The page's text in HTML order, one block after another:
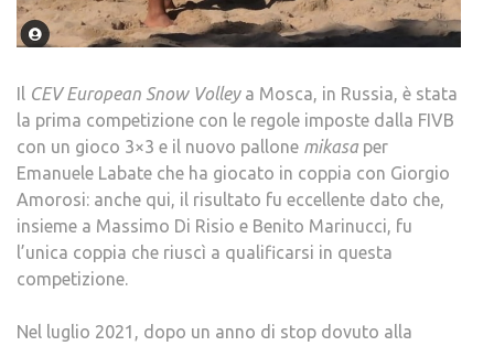
Il CEV European Snow Volleya Mosca, in Russia, è stata
la prima competizione con le regole imposte dalla FIVB
con un gioco 3×3 e il nuovo pallone mikasa per
Emanuele Labate che ha giocato in coppia con Giorgio
Amorosi: anche qui, il risultato fu eccellente dato che,
insieme a Massimo Di Risio e Benito Marinucci, fu
l’unica coppia che riuscì a qualificarsi in questa
competizione.
Nel luglio 2021, dopo un anno di stop dovuto alla